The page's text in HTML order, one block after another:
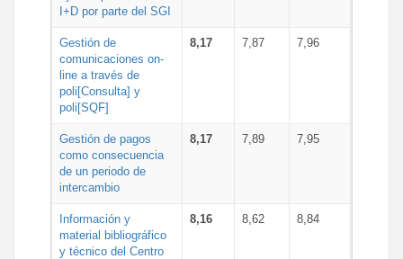
I+D por parte del SGI
Gestión de
comunicaciones on-
line a través de
poli[Consulta] y
poli[SQF]
8,17 7,87 7,96
Gestión de pagos
como consecuencia
de un periodo de
intercambio
8,17 7,89 7,95
Información y
material bibliográfico
y técnico del Centro
8,16 8,62 8,84